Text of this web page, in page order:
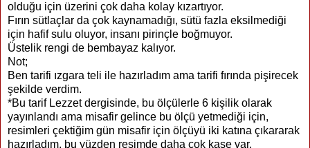
olduğu için üzerini çok daha kolay kızartıyor.
Fırın sütlaçlar da çok kaynamadığı, sütü fazla eksilmediği
için hafif sulu oluyor, insanı pirinçle boğmuyor.
Üstelik rengi de bembayaz kalıyor.
Not;
Ben tarifi ızgara teli ile hazırladım ama tarifi fırında pişirecek
şekilde verdim.
*Bu tarif Lezzet dergisinde, bu ölçülerle 6 kişilik olarak
yayınlandı ama misafir gelince bu ölçü yetmediği için,
resimleri çektiğim gün misafir için ölçüyü iki katına çıkararak
hazırladım, bu yüzden resimde daha çok kase var.